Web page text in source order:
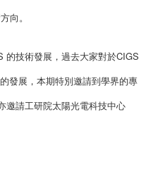
向。
的技術發展，過去大家對於CIGS
發展，本期特別邀請到學界的專
邀請工研院太陽光電科技中心